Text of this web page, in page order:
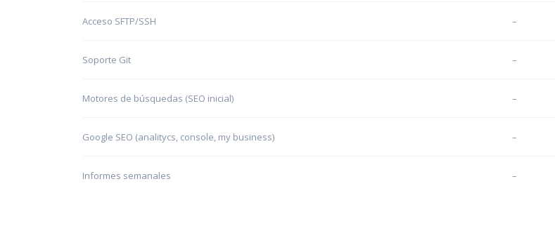
Acceso SFTP/SSH –
Soporte Git –
Motores de búsquedas (SEO inicial) –
Google SEO (analitycs, console, my business) –
Informes semanales –